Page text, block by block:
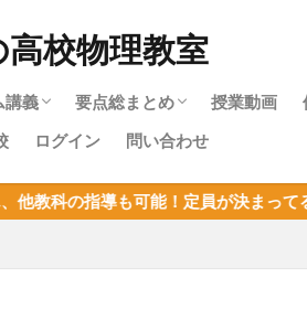
高校物理教室
講義
しガイド｜高校物理を受験に
へ
最短攻略パック紹介
基礎
攻略パック紹介
短攻略パック紹介
学攻略パック紹介
短攻略パック紹介
気攻略パック紹介
要点総まとめ
物理基礎まとめ
授業動画
ログイン 問い合わせ
！定員が決まってるので、枠が埋ま